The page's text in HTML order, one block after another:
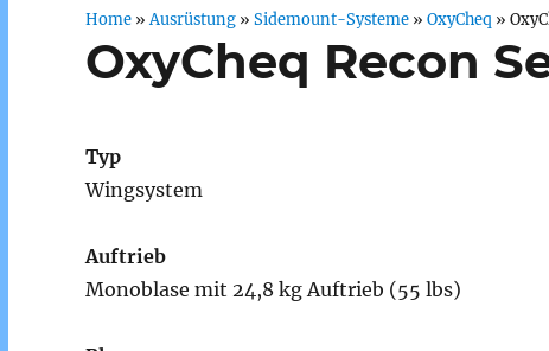
Home » Ausrüstung » Sidemount-Systeme » OxyCheq »
OxyCheq Recon
Typ
Wingsystem
Auftrieb
Monoblase mit 24,8 kg Auftrieb (55 lbs)